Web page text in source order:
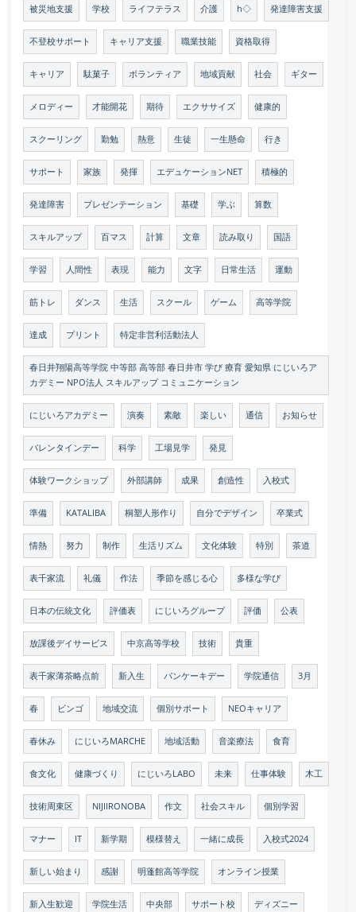
被災地支援 学校 ライフテラス 介護 h◇ 発達障害支援
不登校サポート キャリア支援 職業技能 資格取得
キャリア 駄菓子 ボランティア 地域貢献 社会 ギター
メロディー 才能開花 期待 エクササイズ 健康的
スクーリング 勤勉 熱意 生徒 一生懸命 行き
サポート 家族 発揮 エデュケーションNET 積極的
発達障害 プレゼンテーション 基礎 学ぶ 算数
スキルアップ 百マス 計算 文章 読み取り 国語
学習 人間性 表現 能力 文字 日常生活 運動
筋トレ ダンス 生活 スクール ゲーム 高等学院
達成 プリント 特定非営利活動法人
春日井翔陽高等学院 中等部 高等部 春日井市 学び 療育 愛知県 にじいろア
カデミー NPO法人 スキルアップ コミュニケーション
にじいろアカデミー 演奏 素敵 楽しい 通信 お知らせ
バレンタインデー 科学 工場見学 発見
体験ワークショップ 外部講師 成果 創造性 入校式
準備 KATALIBA 桐塑人形作り 自分でデザイン 卒業式
情熱 努力 制作 生活リズム 文化体験 特別 茶道
表千家流 礼儀 作法 季節を感じる心 多様な学び
日本の伝統文化 評価表 にじいろグループ 評価 公表
放課後デイサービス 中京高等学校 技術 貴重
表千家薄茶略点前 新入生 パンケーキデー 学院通信 3月
春 ビンゴ 地域交流 個別サポート NEOキャリア
春休み にじいろMARCHE 地域活動 音楽療法 食育
食文化 健康づくり にじいろLABO 未来 仕事体験 木工
技術周東区 NIJIIRONOBA 作文 社会スキル 個別学習
マナー IT 新学期 模様替え 一緒に成長 入校式2024
新しい始まり 感謝 明蓬館高等学院 オンライン授業
新入生歓迎 学院生活 中央部 サポート校 ディズニー